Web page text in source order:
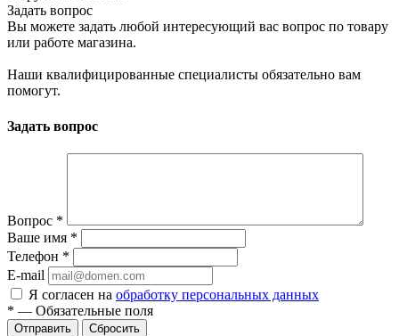
Задать вопрос
Вы можете задать любой интересующий вас вопрос по товару
или работе магазина.
Наши квалифицированные специалисты обязательно вам
помогут.
Задать вопрос
Вопрос *
Ваше имя *
Телефон *
E-mail
Я согласен на обработку персональных данных
* — Обязательные поля
Отправить Сбросить